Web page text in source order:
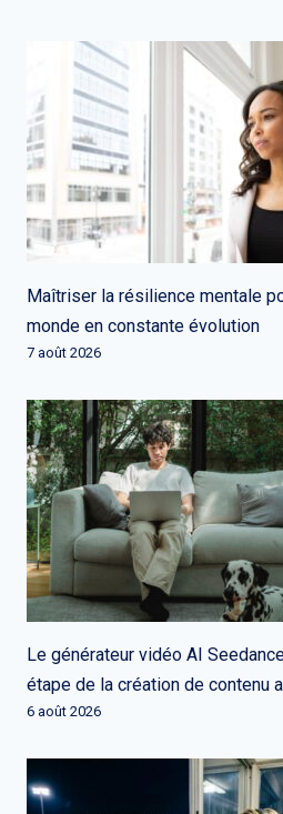
Maîtriser la résilience mentale
monde en constante évolution
7 août 2026
Le générateur vidéo AI
étape de la création de contenu
6 août 2026